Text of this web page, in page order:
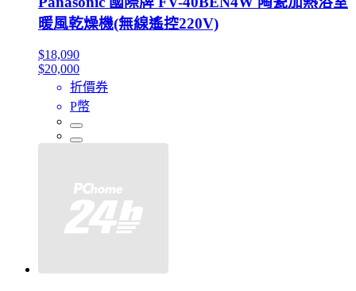
暖風乾燥機(無線遙控220V)
$18,090
$20,000
折價券
P幣